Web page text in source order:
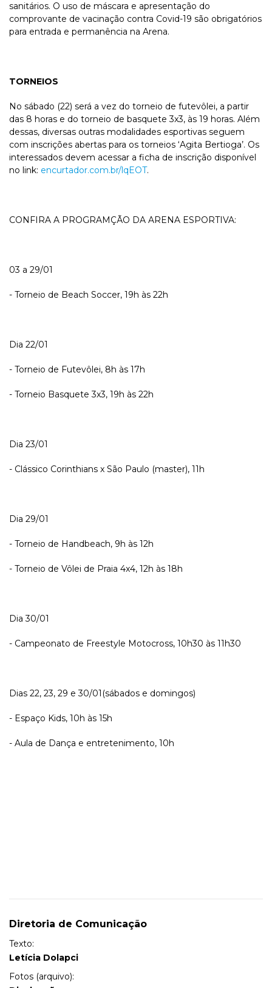
sanitários. O uso de máscara e apresentação do
comprovante de vacinação contra Covid-19 são obrigatórios
para entrada e permanência na Arena.
TORNEIOS
No sábado (22) será a vez do torneio de futevôlei, a partir
das 8 horas e do torneio de basquete 3x3, às 19 horas. Além
dessas, diversas outras modalidades esportivas seguem
com inscrições abertas para os torneios ‘Agita Bertioga’. Os
interessados devem acessar a ficha de inscrição disponível
no link: encurtador.com.br/lqEOT.
CONFIRA A PROGRAMÇÃO DA ARENA ESPORTIVA:
03 a 29/01
- Torneio de Beach Soccer, 19h às 22h
Dia 22/01
- Torneio de Futevôlei, 8h às 17h
- Torneio Basquete 3x3, 19h às 22h
Dia 23/01
- Clássico Corinthians x São Paulo (master), 11h
Dia 29/01
- Torneio de Handbeach, 9h às 12h
- Torneio de Vôlei de Praia 4x4, 12h às 18h
Dia 30/01
- Campeonato de Freestyle Motocross, 10h30 às 11h30
Dias 22, 23, 29 e 30/01(sábados e domingos)
- Espaço Kids, 10h às 15h
- Aula de Dança e entretenimento, 10h
Diretoria de Comunicação
Texto:
Letícia Dolapci
Fotos (arquivo):